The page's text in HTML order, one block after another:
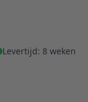
Levertijd: 8 weken